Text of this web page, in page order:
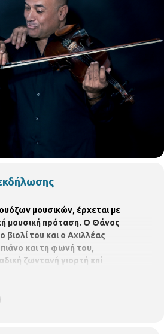
μουσικών, έρχεται με
μουσική πρόταση. Ο Θάνος
βιολί του και ο Αχιλλέας
και τη φωνή του,
ζωντανή γιορτή επί
εμφάνισή τους στήνουν
που συνδυάζει τη συναυλία